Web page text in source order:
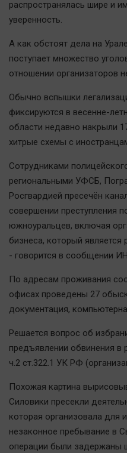
Персона
Тенденции
распространялась шире и
уверенность.
А как обстоят дела на
поступает множество
отношении организаторов
Обычно вспышки
фиксируются в весенне-
области недавно накрыли
хитрые схемы с
Сотрудниками
региональными УФСБ,
Росгвардией пресечён
совершении преступления
южноуральцев, включая
бизнеса, который
- говорится в сообщении
По адресам проживания
офисах проведены 27
документация,
Решается вопрос об
предъявлении обвинения в
ч.2 ст.322.1 УК РФ
Похожая картина
Силовики пресекли
которая организовала для
незаконное пребывание в
операции были задержаны